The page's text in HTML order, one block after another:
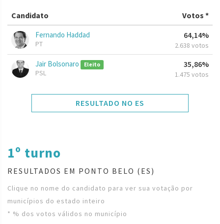
Candidato Votos *
Fernando Haddad
PT
64,14%
2.638 votos
Jair Bolsonaro Eleito
PSL
35,86%
1.475 votos
RESULTADO NO ES
1º turno
RESULTADOS EM PONTO BELO (ES)
Clique no nome do candidato para ver sua votação por
municípios do estado inteiro
* % dos votos válidos no município